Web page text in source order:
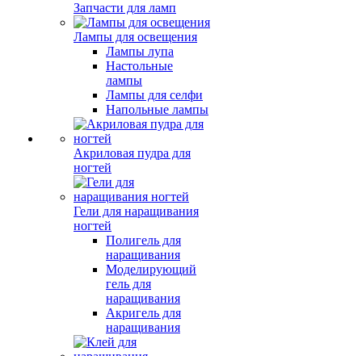
Запчасти для ламп
Лампы для освещения
Лампы лупа
Настольные
лампы
Лампы для селфи
Напольные лампы
Акриловая пудра для
ногтей
Гели для наращивания
ногтей
Полигель для
наращивания
Моделирующий
гель для
наращивания
Акригель для
наращивания